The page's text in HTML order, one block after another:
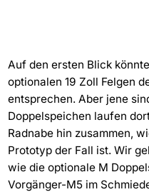
Auf den ersten Blick
optionalen 19 Zoll Felgen
entsprechen. Aber jene
Doppelspeichen laufen
Radnabe hin zusammen,
Prototyp der Fall ist. Wir
wie die optionale M
Vorgänger-M5 im